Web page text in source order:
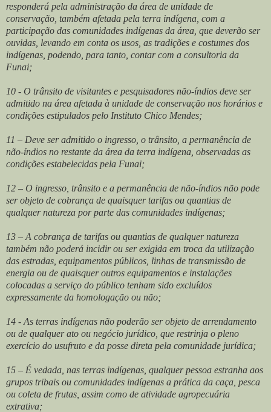
responderá pela administração da área de unidade de
conservação, também afetada pela terra indígena, com a
participação das comunidades indígenas da área, que deverão ser
ouvidas, levando em conta os usos, as tradições e costumes dos
indígenas, podendo, para tanto, contar com a consultoria da
Funai;
10 - O trânsito de visitantes e pesquisadores não-índios deve ser
admitido na área afetada à unidade de conservação nos horários e
condições estipulados pelo Instituto Chico Mendes;
11 – Deve ser admitido o ingresso, o trânsito, a permanência de
não-índios no restante da área da terra indígena, observadas as
condições estabelecidas pela Funai;
12 – O ingresso, trânsito e a permanência de não-índios não pode
ser objeto de cobrança de quaisquer tarifas ou quantias de
qualquer natureza por parte das comunidades indígenas;
13 – A cobrança de tarifas ou quantias de qualquer natureza
também não poderá incidir ou ser exigida em troca da utilização
das estradas, equipamentos públicos, linhas de transmissão de
energia ou de quaisquer outros equipamentos e instalações
colocadas a serviço do público tenham sido excluídos
expressamente da homologação ou não;
14 - As terras indígenas não poderão ser objeto de arrendamento
ou de qualquer ato ou negócio jurídico, que restrinja o pleno
exercício do usufruto e da posse direta pela comunidade jurídica;
15 – É vedada, nas terras indígenas, qualquer pessoa estranha aos
grupos tribais ou comunidades indígenas a prática da caça, pesca
ou coleta de frutas, assim como de atividade agropecuária
extrativa;